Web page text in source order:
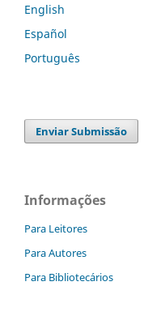
English
Español
Português
Enviar Submissão
Informações
Para Leitores
Para Autores
Para Bibliotecários